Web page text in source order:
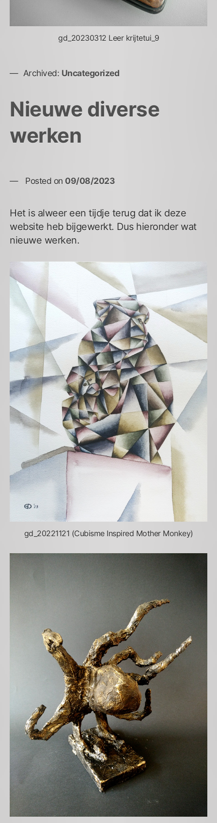
gd_20230312 Leer krijtetui_9
Archived: Uncategorized
Nieuwe diverse
werken
Posted on 09/08/2023
Het is alweer een tijdje terug dat ik deze
website heb bijgewerkt. Dus hieronder wat
nieuwe werken.
gd_20221121 (Cubisme Inspired Mother Monkey)